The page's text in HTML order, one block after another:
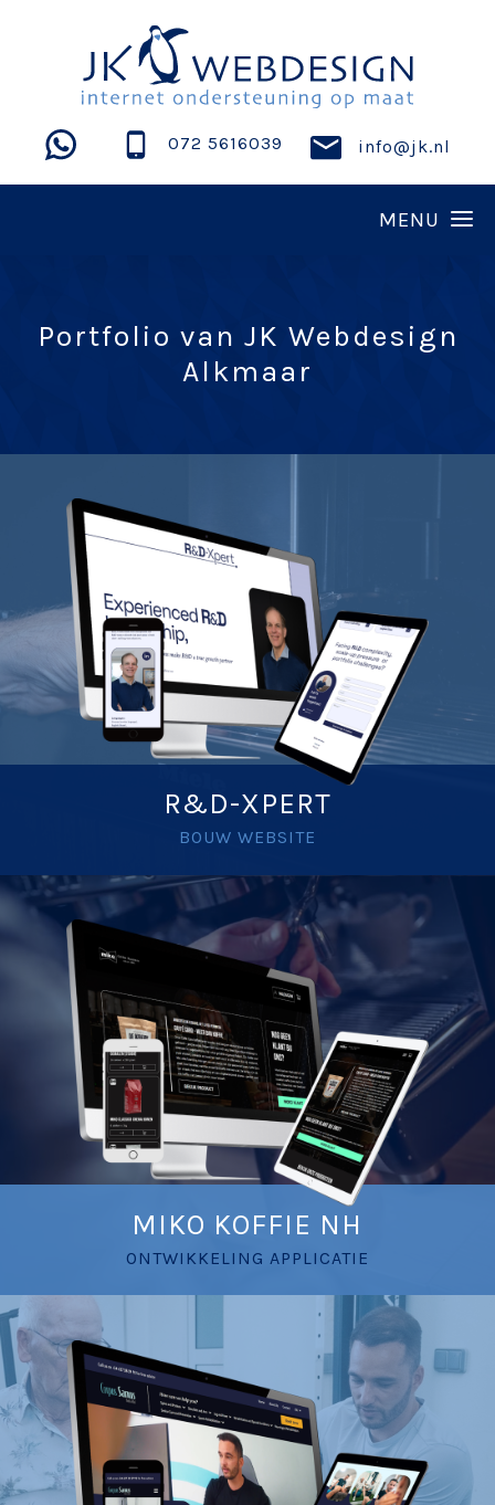
072 5616039 info@jk.nl
Portfolio van JK Webdesign
Alkmaar
R&D-XPERT
BOUW WEBSITE
MIKO KOFFIE NH
ONTWIKKELING APPLICATIE